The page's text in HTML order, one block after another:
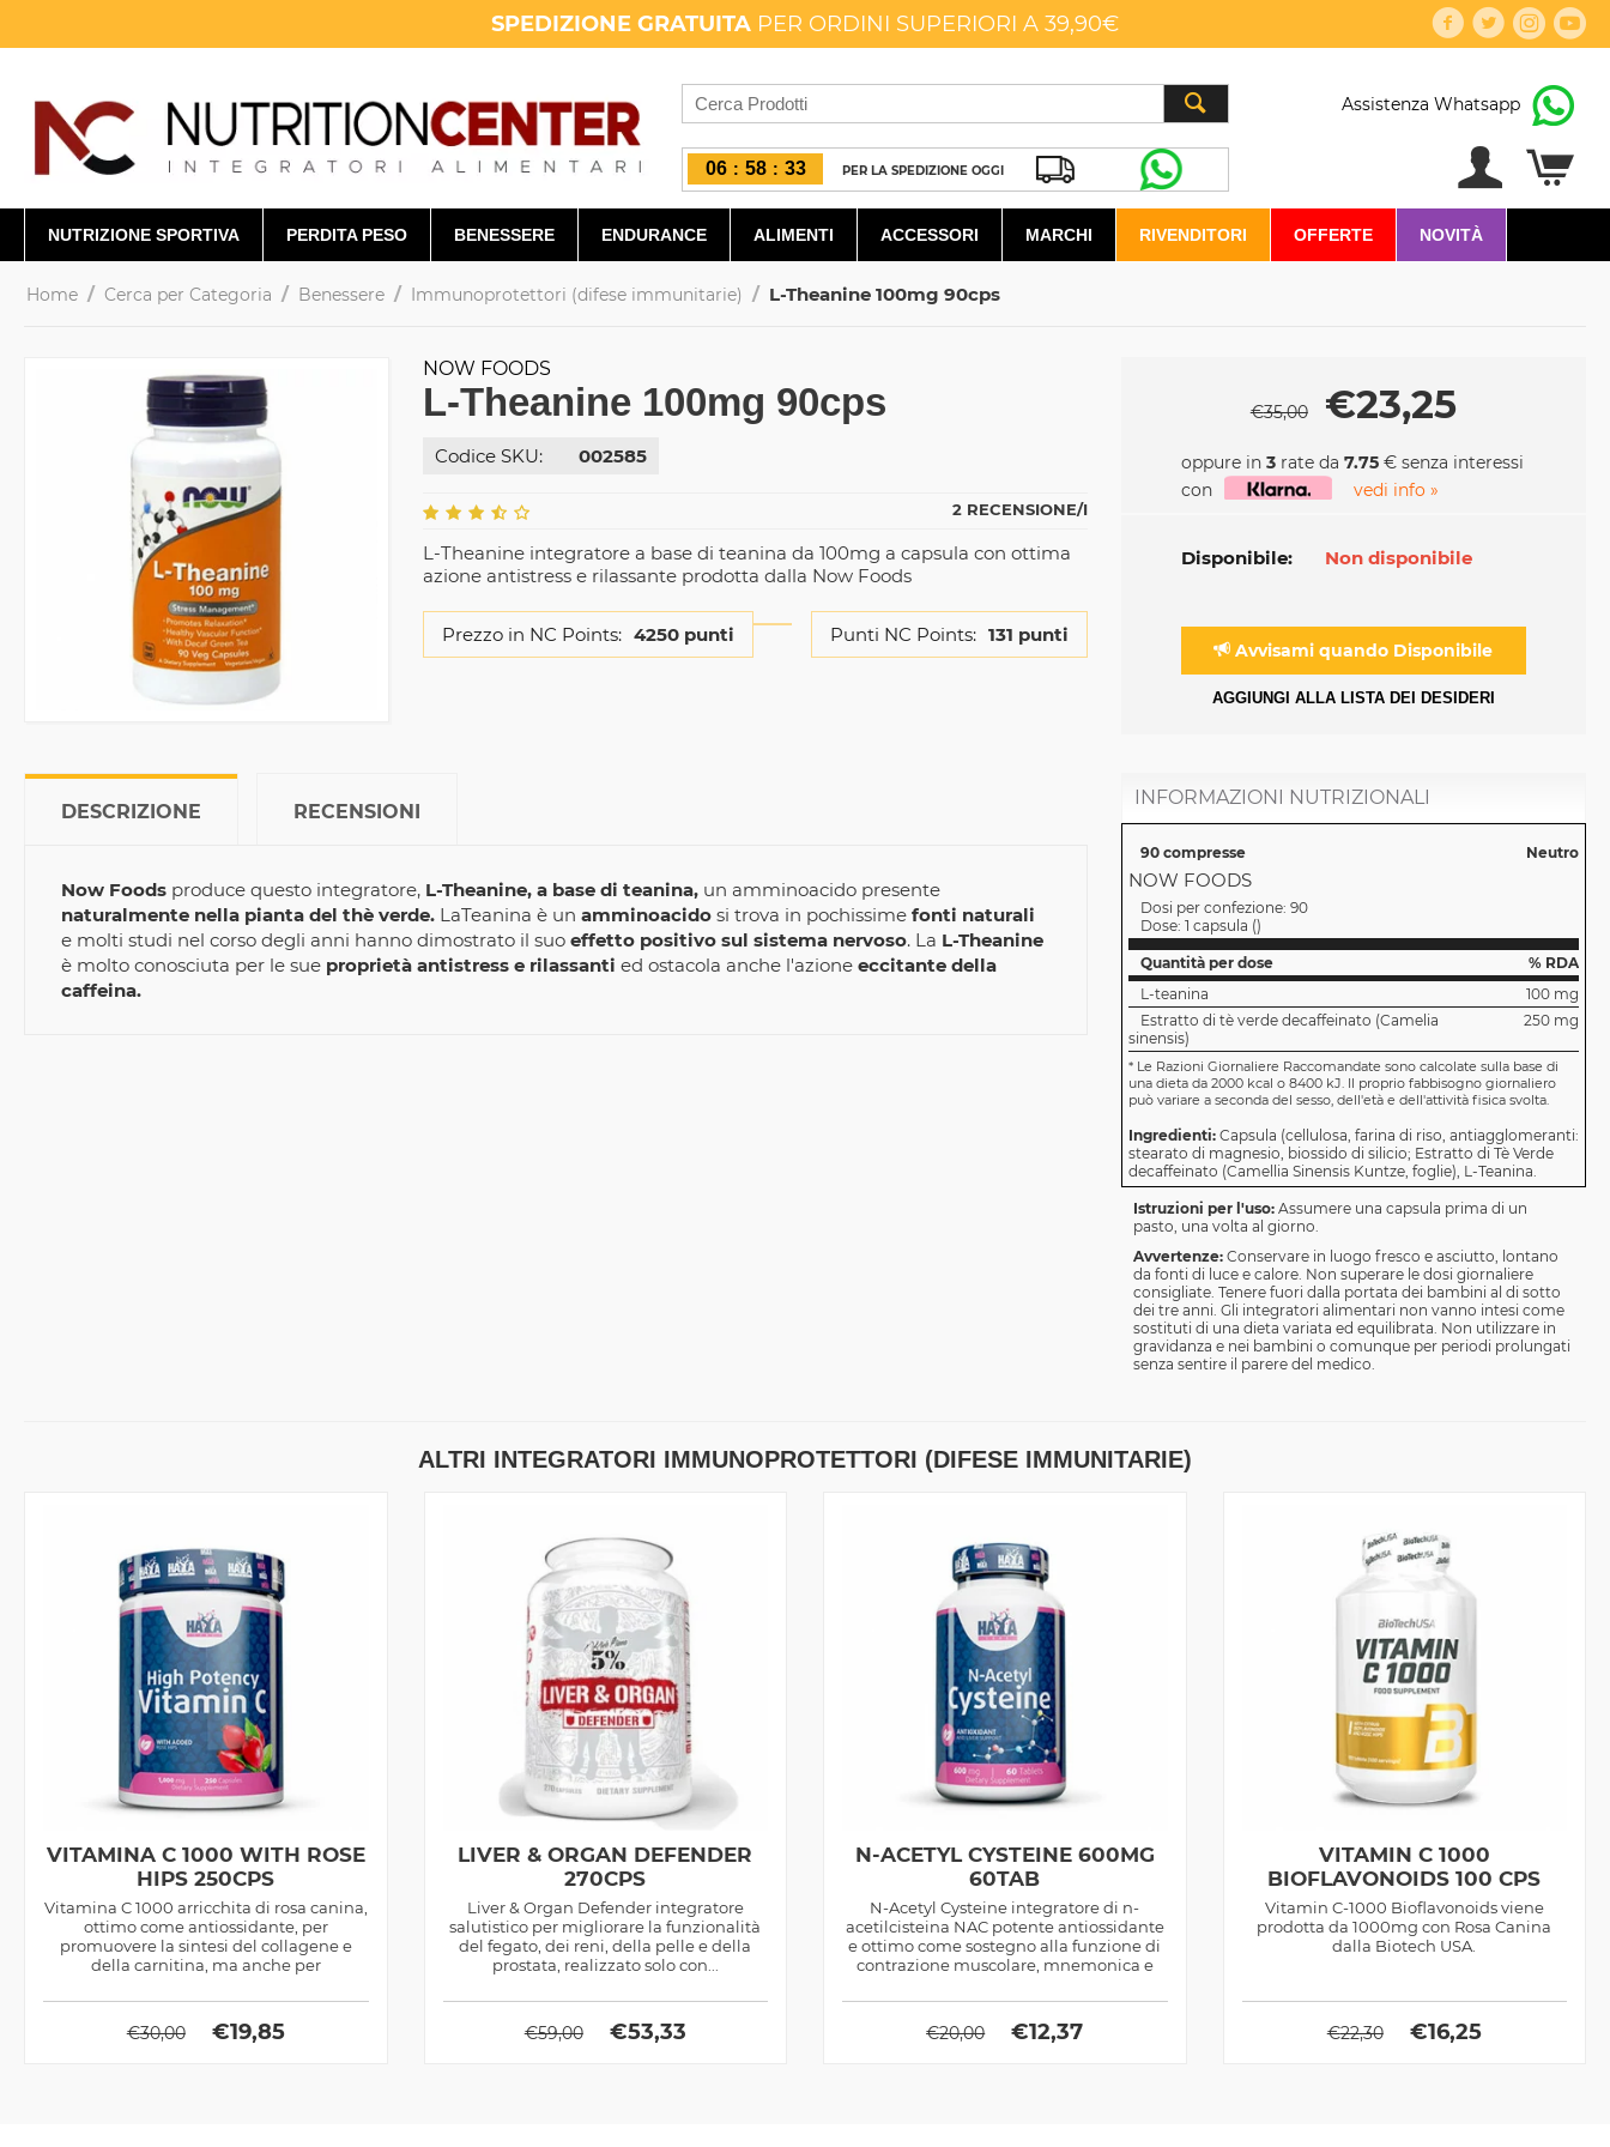
SPEDIZIONE GRATUITA PER ORDINI SUPERIORI A 39,90€
06 : 58 : 32 PER LA SPEDIZIONE OGGI
Assistenza Whatsapp
NUTRIZIONE SPORTIVA PERDITA PESO BENESSERE ENDURANCE ALIMENTI ACCESSORI MARCHI RIVENDITORI OFFERTE NOVITÀ
Home / Cerca per Categoria / Benessere / Immunoprotettori (difese immunitarie) / L-Theanine 100mg 90cps
NOW FOODS
L-Theanine 100mg 90cps
Codice SKU: 002585
2 RECENSIONE/I
L-Theanine integratore a base di teanina da 100mg a capsula con ottima
azione antistress e rilassante prodotta dalla Now Foods
Prezzo in NC Points: 4250 punti Punti NC Points: 131 punti
€35,00 €23,25
oppure in 3rate da 7.75€ senza interessi
con
vedi info »
Disponibile: Non disponibile
Avvisami quando Disponibile
AGGIUNGI ALLA LISTA DEI DESIDERI
DESCRIZIONE RECENSIONI
Now Foods produce questo integratore, L-Theanine, a base di teanina, un amminoacido presente
naturalmente nella pianta del thè verde. LaTeanina è un amminoacido si trova in pochissime fonti naturali
e molti studi nel corso degli anni hanno dimostrato il suo effetto positivo sul sistema nervoso. La L-Theanine
è molto conosciuta per le sue proprietà antistress e rilassanti ed ostacola anche l'azione eccitante della
caffeina.
INFORMAZIONI NUTRIZIONALI
90 compresse Neutro
NOW FOODS
Dosi per confezione: 90
Dose: 1 capsula ()
Quantità per dose
% RDA
L-teanina
100 mg
Estratto di tè verde decaffeinato (Camelia
sinensis)
250 mg
*Le Razioni Giornaliere Raccomandate sono calcolate sulla base di
una dieta da 2000 kcal o 8400 kJ. Il proprio fabbisogno giornaliero
può variare a seconda del sesso, dell'età e dell'attività fisica svolta.
Ingredienti: Capsula (cellulosa, farina di riso, antiagglomeranti:
stearato di magnesio, biossido di silicio; Estratto di Tè Verde
decaffeinato (Camellia Sinensis Kuntze, foglie), L-Teanina.
Istruzioni per l'uso: Assumere una capsula prima di un
pasto, una volta al giorno.
Avvertenze: Conservare in luogo fresco e asciutto, lontano
da fonti di luce e calore. Non superare le dosi giornaliere
consigliate. Tenere fuori dalla portata dei bambini al di sotto
dei tre anni. Gli integratori alimentari non vanno intesi come
sostituti di una dieta variata ed equilibrata. Non utilizzare in
gravidanza e nei bambini o comunque per periodi prolungati
senza sentire il parere del medico.
ALTRI INTEGRATORI IMMUNOPROTETTORI (DIFESE IMMUNITARIE)
VITAMINA C 1000 WITH ROSE
HIPS 250CPS
Vitamina C 1000 arricchita di rosa canina,
ottimo come antiossidante, per
promuovere la sintesi del collagene e
della carnitina, ma anche per
€30,00 €19,85
LIVER & ORGAN DEFENDER
270CPS
Liver & Organ Defender integratore
salutistico per migliorare la funzionalità
del fegato, dei reni, della pelle e della
prostata, realizzato solo con...
€59,00 €53,33
N-ACETYL CYSTEINE 600MG
60TAB
N-Acetyl Cysteine integratore di n-
acetilcisteina NAC potente antiossidante
e ottimo come sostegno alla funzione di
contrazione muscolare, mnemonica e
€20,00 €12,37
VITAMIN C 1000
BIOFLAVONOIDS 100 CPS
Vitamin C-1000 Bioflavonoids viene
prodotta da 1000mg con Rosa Canina
dalla Biotech USA.
€22,30 €16,25